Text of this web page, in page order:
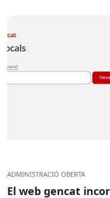
ADMINISTRACIÓ OBERTA
El web gencat